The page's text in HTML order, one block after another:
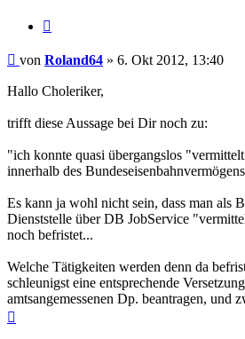
Beitrag
von Roland64 » 6. Okt 2012, 13:40
Hallo Choleriker,
trifft diese Aussage bei Dir noch zu:
"ich konnte quasi übergangslos
innerhalb des
Es kann ja wohl nicht sein, dass man als
Dienststelle über DB JobService
noch befristet...
Welche Tätigkeiten werden denn da
schleunigst eine entsprechende
amtsangemessenen Dp. beantragen, und